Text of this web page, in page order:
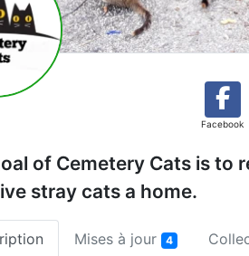
Facebook
of Cemetery Cats is to
stray cats a home.
Mises à jour 4